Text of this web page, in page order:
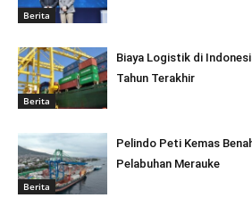
Berita
Berita
Biaya Logistik di
Tahun Terakhir
Berita
Pelindo Peti Kemas
Pelabuhan Merauke